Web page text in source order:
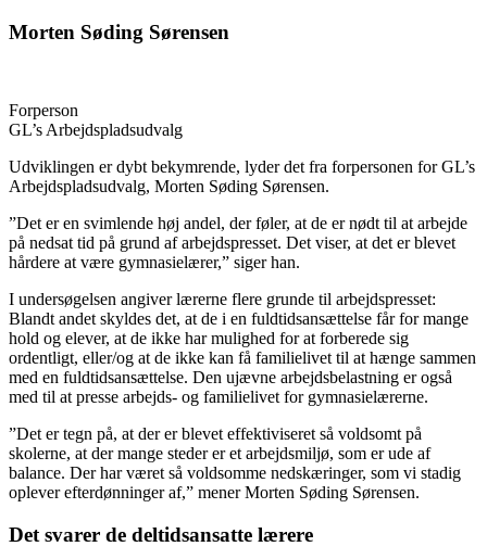
Morten Søding Sørensen
Forperson
GL’s Arbejdspladsudvalg
Udviklingen er dybt bekymrende, lyder det fra forpersonen for GL’s
Arbejdspladsudvalg, Morten Søding Sørensen.
”Det er en svimlende høj andel, der føler, at de er nødt til at arbejde
på nedsat tid på grund af arbejdspresset. Det viser, at det er blevet
hårdere at være gymnasielærer,” siger han.
I undersøgelsen angiver lærerne flere grunde til arbejdspresset:
Blandt andet skyldes det, at de i en fuldtidsansættelse får for mange
hold og elever, at de ikke har mulighed for at forberede sig
ordentligt, eller/og at de ikke kan få familielivet til at hænge sammen
med en fuldtidsansættelse. Den ujævne arbejdsbelastning er også
med til at presse arbejds- og familielivet for gymnasielærerne.
”Det er tegn på, at der er blevet effektiviseret så voldsomt på
skolerne, at der mange steder er et arbejdsmiljø, som er ude af
balance. Der har været så voldsomme nedskæringer, som vi stadig
oplever efterdønninger af,” mener Morten Søding Sørensen.
Det svarer de deltidsansatte lærere